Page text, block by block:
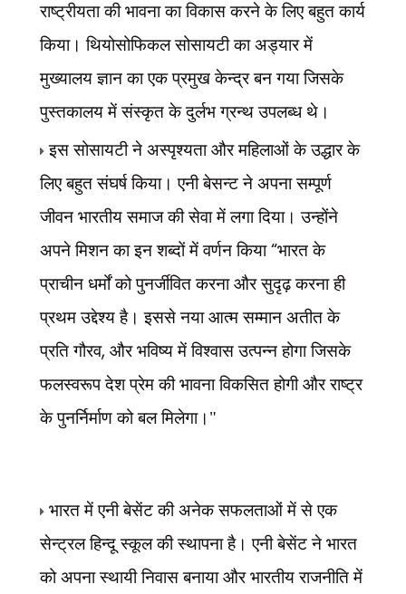
राष्ट्रीयता की भावना का विकास करने के लिए बहुत कार्य
किया। थियोसोफिकल सोसायटी का अड्यार में
मुख्यालय ज्ञान का एक प्रमुख केन्द्र बनगया जिसके
पुस्तकालय में संस्कृत के दुर्लभ ग्रन्थ उपलब्ध थे।
इस सोसायटी ने अस्पृश्यता और महिलाओं के उद्धार के
लिए बहुत संघर्ष किया। एनी बेसन्ट ने अपना सम्पूर्ण
जीवन भारतीय समाज की सेवा में लगा दिया। उन्होंने
अपने मिशन का इन शब्दों में वर्णन किया“भारत के
प्राचीन धर्मों को पुनर्जीवित करना और सुदृढ़ करना ही
प्रथम उद्देश्य है। इससे नया आत्म सम्मान अतीत के
प्रति गौरव, और भविष्य में विश्वास उत्पन्न होगा जिसके
फलस्वरूप देश प्रेम की भावना विकसित होगी और राष्ट्र
के पुनर्निर्माण को बल मिलेगा।"
भारत में एनी बेसेंट की अनेक सफलताओं में से एक
सेन्ट्रल हिन्दू स्कूल की स्थापना है। एनी बेसेंट ने भारत
को अपना स्थायी निवास बनाया और भारतीय राजनीति में